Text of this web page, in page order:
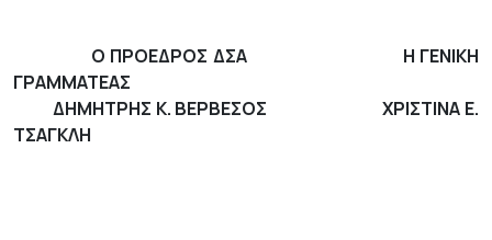
Ο ΠΡΟΕΔΡΟΣ ΔΣΑ Η ΓΕΝΙΚΗ
ΓΡΑΜΜΑΤΕΑΣ
ΔΗΜΗΤΡΗΣ Κ. ΒΕΡΒΕΣΟΣ ΧΡΙΣΤΙΝΑ Ε.
ΤΣΑΓΚΛΗ